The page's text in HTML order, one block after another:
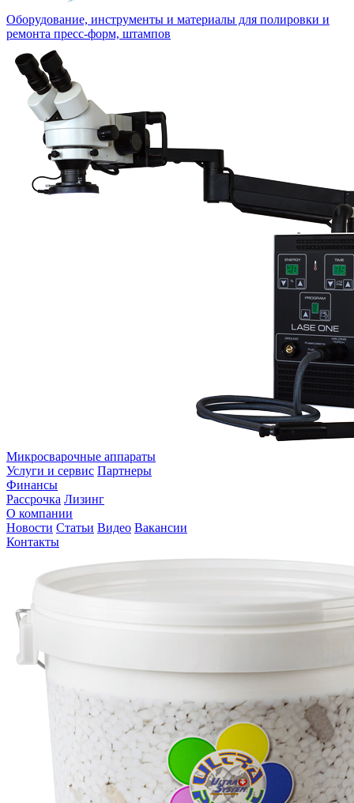
Оборудование, инструменты и материалы для полировки и
ремонта пресс-форм, штампов
Микросварочные аппараты
Услуги и сервис Партнеры
Финансы
Рассрочка Лизинг
О компании
Новости Статьи Видео Вакансии
Контакты